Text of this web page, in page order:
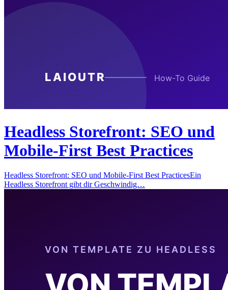
Headless Storefront: SEO und
Mobile-First Best Practices
Headless Storefront: SEO und Mobile-First Best PracticesEin
Headless Storefront gibt dir Geschwindig…